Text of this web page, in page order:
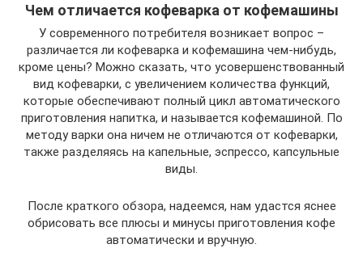
Чем отличается кофеварка от кофемашины
У современного потребителя возникает вопрос –
различается ли кофеварка и кофемашина чем-нибудь,
кроме цены? Можно сказать, что усовершенствованный
вид кофеварки, с увеличением количества функций,
которые обеспечивают полный цикл автоматического
приготовления напитка, и называется кофемашиной. По
методу варки она ничем не отличаются от кофеварки,
также разделяясь на капельные, эспрессо, капсульные
виды.
После краткого обзора, надеемся, нам удастся яснее
обрисовать все плюсы и минусы приготовления кофе
автоматически и вручную.